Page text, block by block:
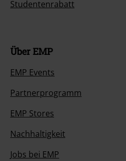
Über EMP